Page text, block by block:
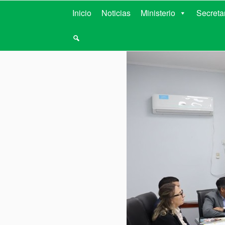
MINISTERIO
Inicio Noticias Ministerio